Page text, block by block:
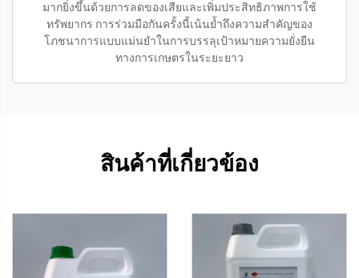
มากยิ่งขึ้นด้วยการลดของเสียและเพิ่มประสิทธิภาพการใช้
ทรัพยากร การร่วมมือกันครั้งนี้เน้นย้ำถึงความสำคัญของ
โภชนาการแบบแม่นยำในการบรรลุเป้าหมายความยั่งยืน
ทางการเกษตรในระยะยาว
สินค้าที่เกี่ยวข้อง